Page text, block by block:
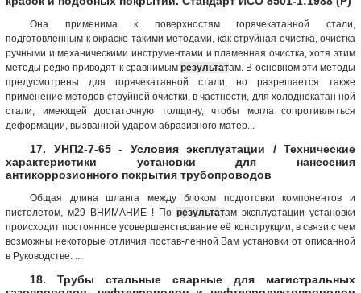
Она применима к поверхностям горячекатанной стали,
подготовленным к окраске такими методами, как струйная очистка, очистка
ручными и механическими инструментами и пламенная очистка, хотя этим
методы редко приводят к сравнимымрезультатам. В основном эти методы
предусмотрены для горячекатанной стали, но разрешается также
применение методов струйной очистки, в частности, для холоднокатан ной
стали, имеющей достаточную толщину, чтобы могла сопротивляться
деформации, вызванной ударом абразивного матер...
17. УНП2-7-65 - Условия эксплуатации / Технические
характеристики установки для нанесения
антикоррозионного покрытия трубопроводов
Общая длина шланга между блоком подготовки компонентов и
пистолетом, м29 ВНИМАНИЕ ! По результатам эксплуатации установки
происходит постоянное усовершенствование её конструкции, в связи с чем
возможны некоторые отличия постав-ленной Вам установки от описанной
в Руководстве. ...
18. Трубы стальные сварные для магистральных